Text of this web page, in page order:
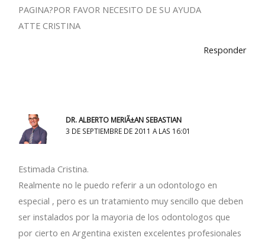
PAGINA?POR FAVOR NECESITO DE SU AYUDA
ATTE CRISTINA
Responder
DR. ALBERTO MERIÃ±AN SEBASTIAN
3 DE SEPTIEMBRE DE 2011 A LAS 16:01
Estimada Cristina.
Realmente no le puedo referir a un odontologo en
especial , pero es un tratamiento muy sencillo que deben
ser instalados por la mayoria de los odontologos que
por cierto en Argentina existen excelentes profesionales